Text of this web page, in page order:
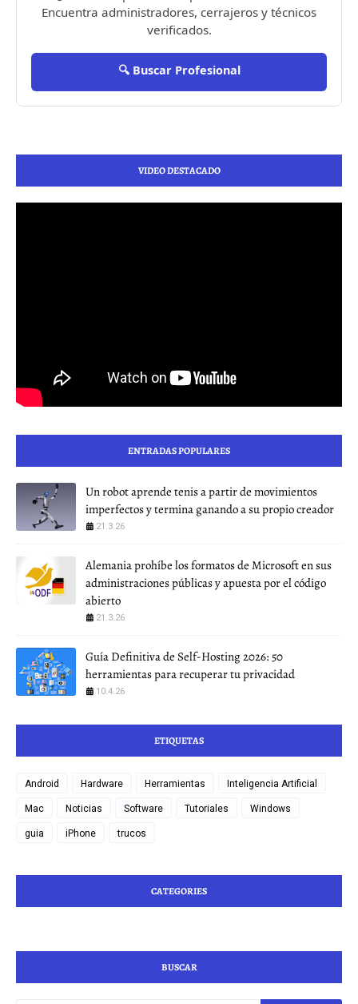
Encuentra administradores, cerrajeros y técnicos
verificados.
🔍 Buscar Profesional
VIDEO DESTACADO
ENTRADAS POPULARES
Un robot aprende tenis a partir de movimientos
imperfectos y termina ganando a su propio creador
21.3.26
Alemania prohíbe los formatos de Microsoft en sus
administraciones públicas y apuesta por el código
abierto
21.3.26
Guía Definitiva de Self-Hosting 2026: 50
herramientas para recuperar tu privacidad
10.4.26
ETIQUETAS
Android Hardware Herramientas Inteligencia Artificial
Mac Noticias Software Tutoriales Windows
guia iPhone trucos
CATEGORIES
BUSCAR